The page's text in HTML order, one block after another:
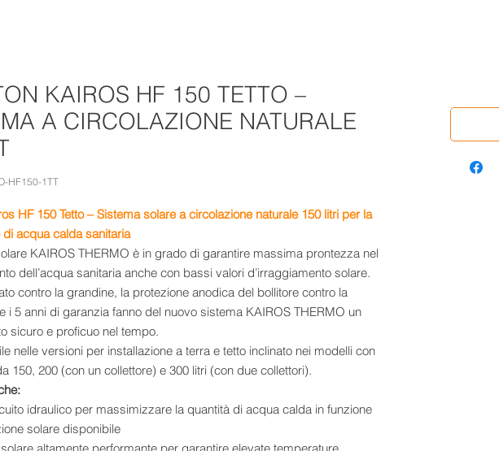
KAIROS HF 150 TETTO –
A CIRCOLAZIONE NATURALE
HF150-1TT
HF 150 Tetto – Sistema solare a circolazione naturale 150 litri per la
acqua calda sanitaria
KAIROS THERMO è in grado di garantire massima prontezza nel
dell’acqua sanitaria anche con bassi valori d’irraggiamento solare.
contro la grandine, la protezione anodica del bollitore contro la
i 5 anni di garanzia fanno del nuovo sistema KAIROS THERMO un
sicuro e proficuo nel tempo.
nelle versioni per installazione a terra e tetto inclinato nei modelli con
150, 200 (con un collettore) e 300 litri (con due collettori).
idraulico per massimizzare la quantità di acqua calda in funzione
solare disponibile